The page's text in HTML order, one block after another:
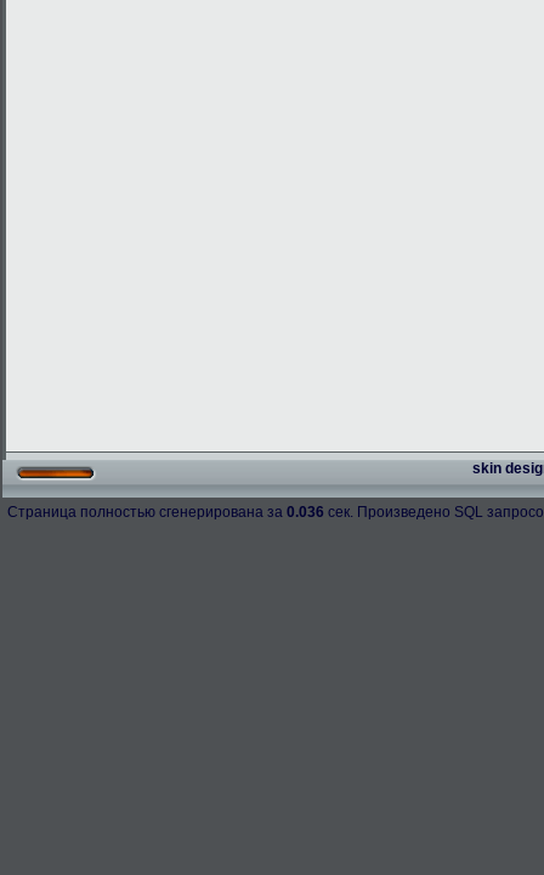
skin
Страница полностью сгенерирована за 0.036 сек. Произведено SQL